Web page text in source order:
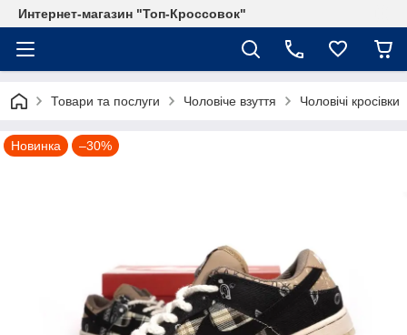
Интернет-магазин "Топ-Кроссовок"
Товари та послуги Чоловіче взуття Чоловічі кросівки
Новинка –30%